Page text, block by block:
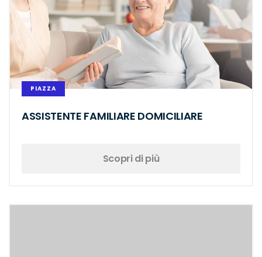
PIAZZA
ASSISTENTE FAMILIARE DOMICILIARE
Scopri di più